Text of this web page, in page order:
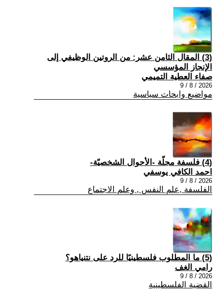
(3) المقال الثامن عشر: من الروتين الوظيفي إلى
الإنجاز المؤسسي
صفاء العطية التميمي
2026 / 8 / 9
مواضيع وابحاث سياسية
(4) فلسفة مجلّة -الأحوال الشخصيّة-
احمد الكافي يوسفي
2026 / 8 / 9
الفلسفة ,علم النفس , وعلم الاجتماع
(5) ما المطلوب فلسطينيًا للرد على نتنياهو؟
رامي الغف
2026 / 8 / 9
القضية الفلسطينية